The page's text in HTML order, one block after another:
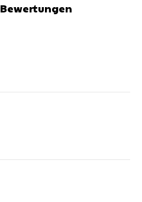
Bewertungen